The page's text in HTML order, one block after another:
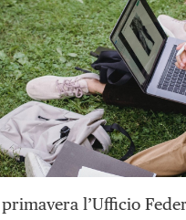
l’Ufficio